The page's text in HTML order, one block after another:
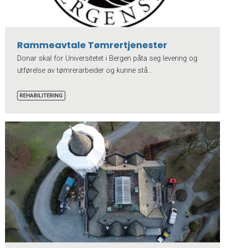
Rammeavtale Tømrertjenester
Donar skal for Universitetet i Bergen påta seg levering og
utførelse av tømrerarbeider og kunne stå...
REHABILITERING